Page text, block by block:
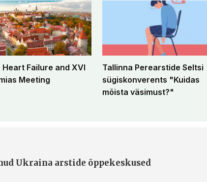
Heart Failure and XVI
Meeting
Tallinna Perearstide Seltsi
sügiskonverents "Kuidas
mõista väsimust?"
Ukraina arstide õppekeskused